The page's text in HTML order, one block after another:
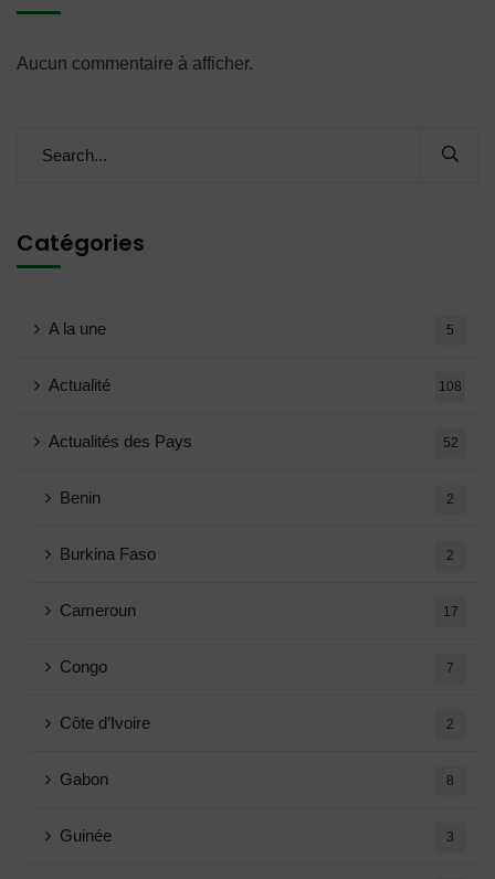
Aucun commentaire à afficher.
Catégories
A la une 5
Actualité 108
Actualités des Pays 52
Benin 2
Burkina Faso 2
Cameroun 17
Congo 7
Côte d’Ivoire 2
Gabon 8
Guinée 3